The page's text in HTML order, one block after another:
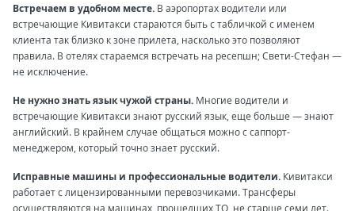
Встречаем в удобном месте. В аэропортах водители или
встречающие Кивитакси стараются быть с табличкой с именем
клиента так близко к зоне прилета, насколько это позволяют
правила. В отелях стараемся встречать на ресепшн; Свети-Стефан —
не исключение.
Не нужно знать язык чужой страны. Многие водители и
встречающие Кивитакси знают русский язык, еще больше — знают
английский. В крайнем случае общаться можно с саппорт-
менеджером, который точно знает русский.
Исправные машины и профессиональные водители. Кивитакси
работает с лицензированными перевозчиками. Трансферы
осуществляются на машинах, прошедших ТО, не старше семи лет.